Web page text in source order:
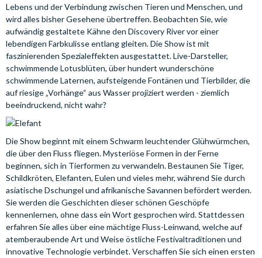
Lebens und der Verbindung zwischen Tieren und Menschen, und
wird alles bisher Gesehene übertreffen. Beobachten Sie, wie
aufwändig gestaltete Kähne den Discovery River vor einer
lebendigen Farbkulisse entlang gleiten. Die Show ist mit
faszinierenden Spezialeffekten ausgestattet. Live-Darsteller,
schwimmende Lotusblüten, über hundert wunderschöne
schwimmende Laternen, aufsteigende Fontänen und Tierbilder, die
auf riesige „Vorhänge“ aus Wasser projiziert werden - ziemlich
beeindruckend, nicht wahr?
Die Show beginnt mit einem Schwarm leuchtender Glühwürmchen,
die über den Fluss fliegen. Mysteriöse Formen in der Ferne
beginnen, sich in Tierformen zu verwandeln. Bestaunen Sie Tiger,
Schildkröten, Elefanten, Eulen und vieles mehr, während Sie durch
asiatische Dschungel und afrikanische Savannen befördert werden.
Sie werden die Geschichten dieser schönen Geschöpfe
kennenlernen, ohne dass ein Wort gesprochen wird. Stattdessen
erfahren Sie alles über eine mächtige Fluss-Leinwand, welche auf
atemberaubende Art und Weise östliche Festivaltraditionen und
innovative Technologie verbindet. Verschaffen Sie sich einen ersten